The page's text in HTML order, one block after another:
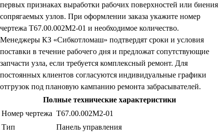
первых признаках выработки рабочих поверхностей или биения
сопрягаемых узлов. При оформлении заказа укажите номер
чертежа Т67.00.002М2-01 и необходимое количество.
Менеджеры КЗ «Сибкотломаш» подтвердят сроки и условия
поставки в течение рабочего дня и предложат сопутствующие
запчасти узла, если требуется комплексный ремонт. Для
постоянных клиентов согласуются индивидуальные графики
отгрузок под плановую кампанию ремонта забрасывателей.
Полные технические характеристики
Номер чертежа Т67.00.002М2-01
Тип
Панель управления